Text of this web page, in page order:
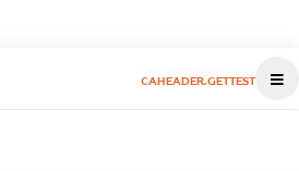
CAHEADER.GETTEST